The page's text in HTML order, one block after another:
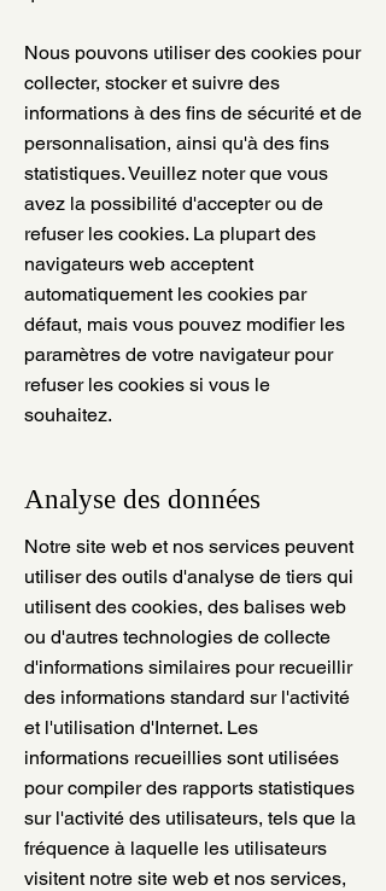
Nous pouvons utiliser des cookies pour
collecter, stocker et suivre des
informations à des fins de sécurité et de
personnalisation, ainsi qu'à des fins
statistiques. Veuillez noter que vous
avez la possibilité d'accepter ou de
refuser les cookies. La plupart des
navigateurs web acceptent
automatiquement les cookies par
défaut, mais vous pouvez modifier les
paramètres de votre navigateur pour
refuser les cookies si vous le
souhaitez.
Analyse des données
Notre site web et nos services peuvent
utiliser des outils d'analyse de tiers qui
utilisent des cookies, des balises web
ou d'autres technologies de collecte
d'informations similaires pour recueillir
des informations standard sur l'activité
et l'utilisation d'Internet. Les
informations recueillies sont utilisées
pour compiler des rapports statistiques
sur l'activité des utilisateurs, tels que la
fréquence à laquelle les utilisateurs
visitent notre site web et nos services,